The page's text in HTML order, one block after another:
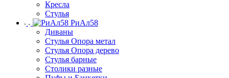
Кресла
Стулья
РиАл58
Диваны
Стулья Опора метал
Стулья Опора дерево
Стулья барные
Столики разные